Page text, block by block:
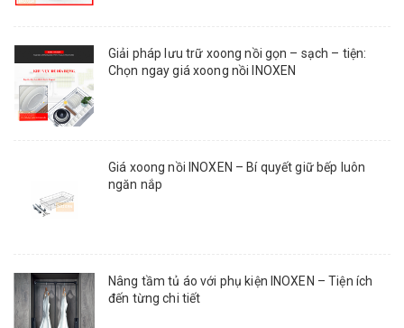
Giải pháp lưu trữ xoong nồi gọn – sạch – tiện:
Chọn ngay giá xoong nồi INOXEN
Giá xoong nồi INOXEN – Bí quyết giữ bếp luôn
ngăn nắp
Nâng tầm tủ áo với phụ kiện INOXEN – Tiện ích
đến từng chi tiết